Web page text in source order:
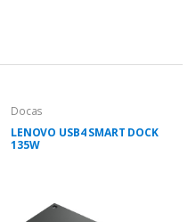
Docas
LENOVO USB4 SMART DOCK
135W